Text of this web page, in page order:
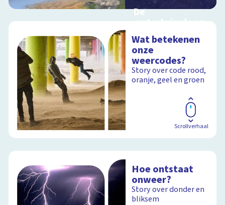
De
waterkringloop
schoolplaat over de
cyclus van water op
aarde
Schoolplaat
Wat betekenen
onze
weercodes?
Story over code rood,
oranje, geel en groen
Scrollverhaal
Hoe ontstaat
onweer?
Story over donder en
bliksem